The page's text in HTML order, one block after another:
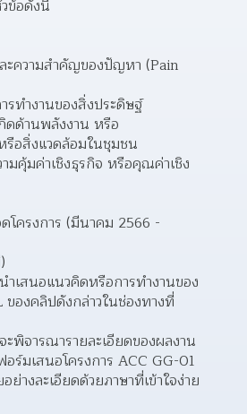
ข้อดังนี้
ความสำคัญของปัญหา (Pain
รทำงานของสิ่งประดิษฐ์
ดด้านพลังงาน หรือ
อสิ่งแวดล้อมในชุมชน
มคุ้มค่าเชิงธุรกิจ หรือคุณค่าเชิง
โครงการ (มีนาคม 2566 -
เสนอแนวคิดหรือการทำงานของ
องคลิปดังกล่าวในช่องทางที่
พิจารณารายละเอียดของผลงาน
ร์มเสนอโครงการ ACC GG-01
างละเอียดด้วยภาษาที่เข้าใจง่าย